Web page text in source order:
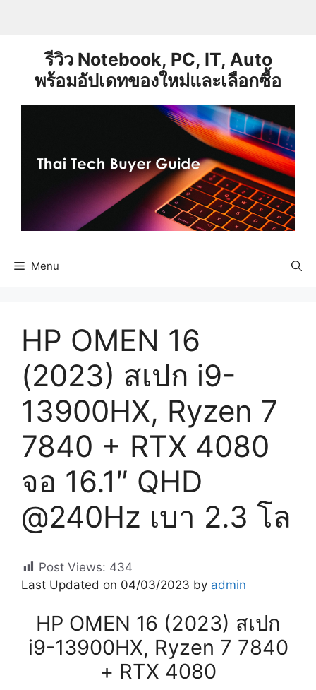
รีวิว Notebook, PC, IT, Auto
พร้อมอัปเดทของใหม่และเลือกซื้อ
Menu
HP OMEN 16
(2023) สเปก i9-
13900HX, Ryzen 7
7840 + RTX 4080
จอ 16.1″ QHD
@240Hz เบา 2.3 โล
Post Views: 434
Last Updated on 04/03/2023 by admin
HP OMEN 16 (2023) สเปก
i9-13900HX, Ryzen 7 7840
+ RTX 4080